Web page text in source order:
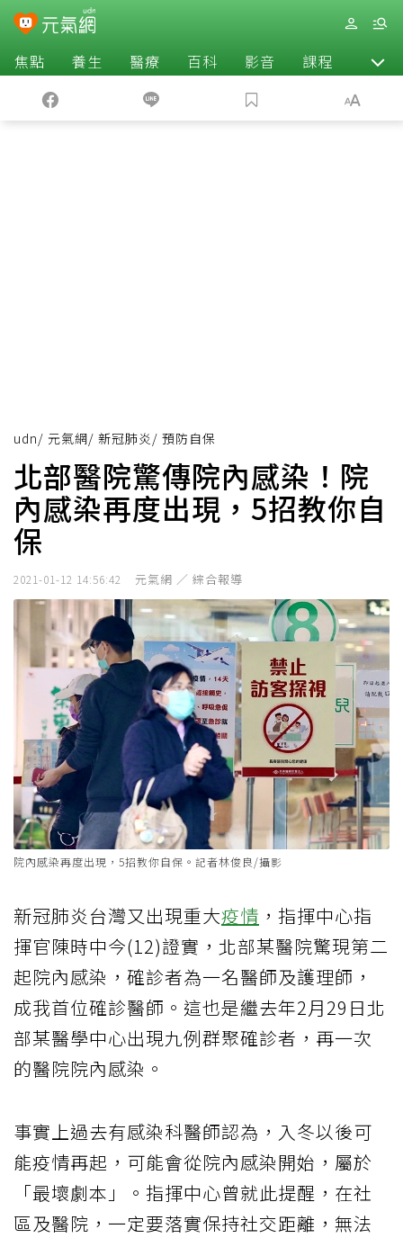
焦點 養生 醫療 百科 影音 課程 退休
udn/ 元氣網/ 新冠肺炎 / 預防自保
北部醫院驚傳院內感染！院
內感染再度出現，5招教你自
保
2021-01-12 14:56:42 元氣網 ／ 綜合報導
院內感染再度出現，5招教你自保。記者林俊良/攝影
新冠肺炎台灣又出現重大疫情 ，指揮中心指
揮官陳時中今(12)證實，北部某醫院驚現第二
起院內感染，確診者為一名醫師及護理師，
成我首位確診醫師。這也是繼去年2月29日北
部某醫學中心出現九例群聚確診者，再一次
的醫院院內感染。
事實上過去有感染科醫師認為，入冬以後可
能疫情再起，可能會從院內感染開始，屬於
「最壞劇本」。指揮中心曾就此提醒，在社
區及醫院，一定要落實保持社交距離，無法